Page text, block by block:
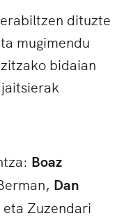
dituzte
mugimendu
bidaian
Boaz
Dan
eta Zuzendari